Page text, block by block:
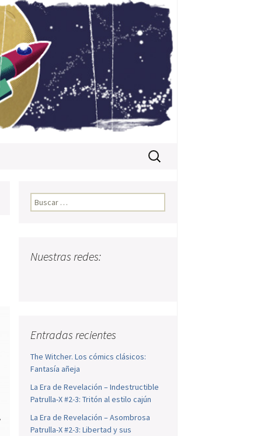
Buscar:
Buscar:
Nuestras redes:
Entradas recientes
The Witcher. Los cómics clásicos:
Fantasía añeja
La Era de Revelación – Indestructible
Patrulla-X #2-3: Tritón al estilo cajún
La Era de Revelación – Asombrosa
Patrulla-X #2-3: Libertad y sus